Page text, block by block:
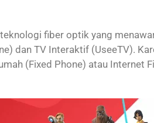
fiber optik yang
dan TV Interaktif (UseeTV).
(Fixed Phone) atau Internet